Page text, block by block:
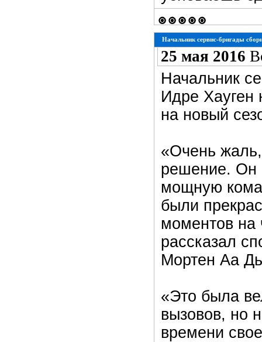
Начальник сервис-бригады
25 мая 2016
Начальник
Идре Хауген
на новый
«Очень
решение. Он
мощную
были
моментов на
рассказал
Мортен Аа
«Это была
вызовов, но
времени